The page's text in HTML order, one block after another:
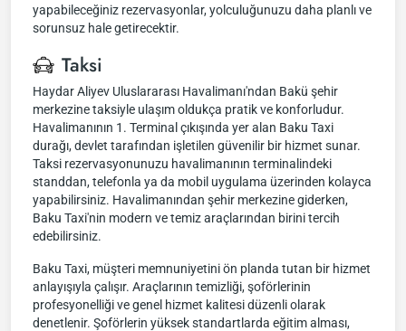
yapabileceğiniz rezervasyonlar, yolculuğunuzu daha planlı ve
sorunsuz hale getirecektir.
Taksi
Haydar Aliyev Uluslararası Havalimanı'ndan Bakü şehir
merkezine taksiyle ulaşım oldukça pratik ve konforludur.
Havalimanının 1. Terminal çıkışında yer alan Baku Taxi
durağı, devlet tarafından işletilen güvenilir bir hizmet sunar.
Taksi rezervasyonunuzu havalimanının terminalindeki
standdan, telefonla ya da mobil uygulama üzerinden kolayca
yapabilirsiniz. Havalimanından şehir merkezine giderken,
Baku Taxi'nin modern ve temiz araçlarından birini tercih
edebilirsiniz.
Baku Taxi, müşteri memnuniyetini ön planda tutan bir hizmet
anlayışıyla çalışır. Araçlarının temizliği, şoförlerinin
profesyonelliği ve genel hizmet kalitesi düzenli olarak
denetlenir. Şoförlerin yüksek standartlarda eğitim alması,